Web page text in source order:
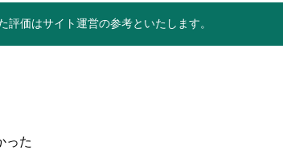
評価はサイト運営の参考といたします。
った